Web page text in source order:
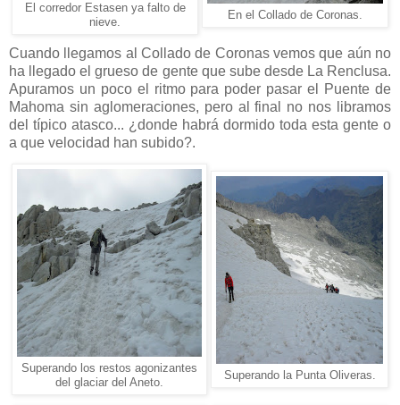
El corredor Estasen ya falto de
nieve.
En el Collado de Coronas.
Cuando llegamos al Collado de Coronas vemos que aún no
ha llegado el grueso de gente que sube desde La Renclusa.
Apuramos un poco el ritmo para poder pasar el Puente de
Mahoma sin aglomeraciones, pero al final no nos libramos
del típico atasco... ¿donde habrá dormido toda esta gente o
a que velocidad han subido?.
Superando los restos agonizantes
del glaciar del Aneto.
Superando la Punta Oliveras.